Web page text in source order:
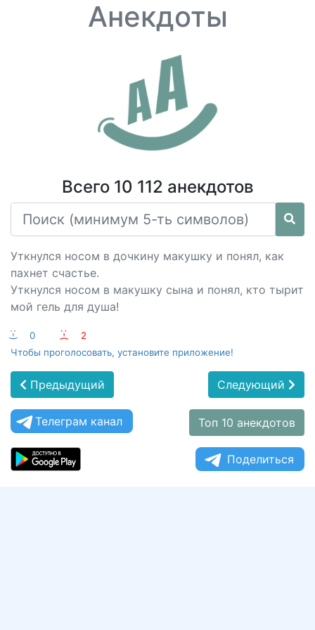
Анекдоты
Всего 10 112 анекдотов
Уткнулся носом в дочкину макушку и понял, как
пахнет счастье.
Уткнулся носом в макушку сына и понял, кто тырит
мой гель для душа!
:-) 0 :-(
2
Чтобы проголосовать, установите приложение!
Предыдущий Следующий
Телеграм канал Топ 10 анекдотов
Поделиться